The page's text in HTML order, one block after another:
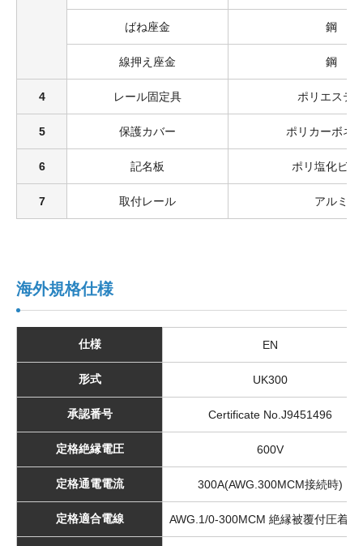
ばね座金 鋼
線押え座金 鋼
4 レール固定具 ポリエステ
5 保護カバー ポリカーボネ
6 記名板 ポリ塩化ビニ
7 取付レール アルミ
海外規格仕様
仕様 EN
形式 UK300
承認番号 Certificate No.J9451496
定格絶縁電圧 600V
定格通電電流 300A(AWG.300MCM接続時)
定格適合電線 AWG.1/0-300MCM 絶縁被覆付圧着端